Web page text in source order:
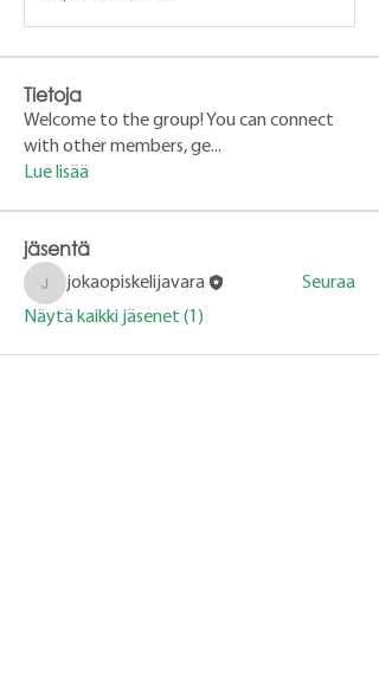
Tietoja
Welcome to the group! You can connect
with other members, ge...
Lue lisää
jäsentä
jokaopiskelijavara
jokaopiskelijavara
Seuraa
Näytä kaikki jäsenet (1)